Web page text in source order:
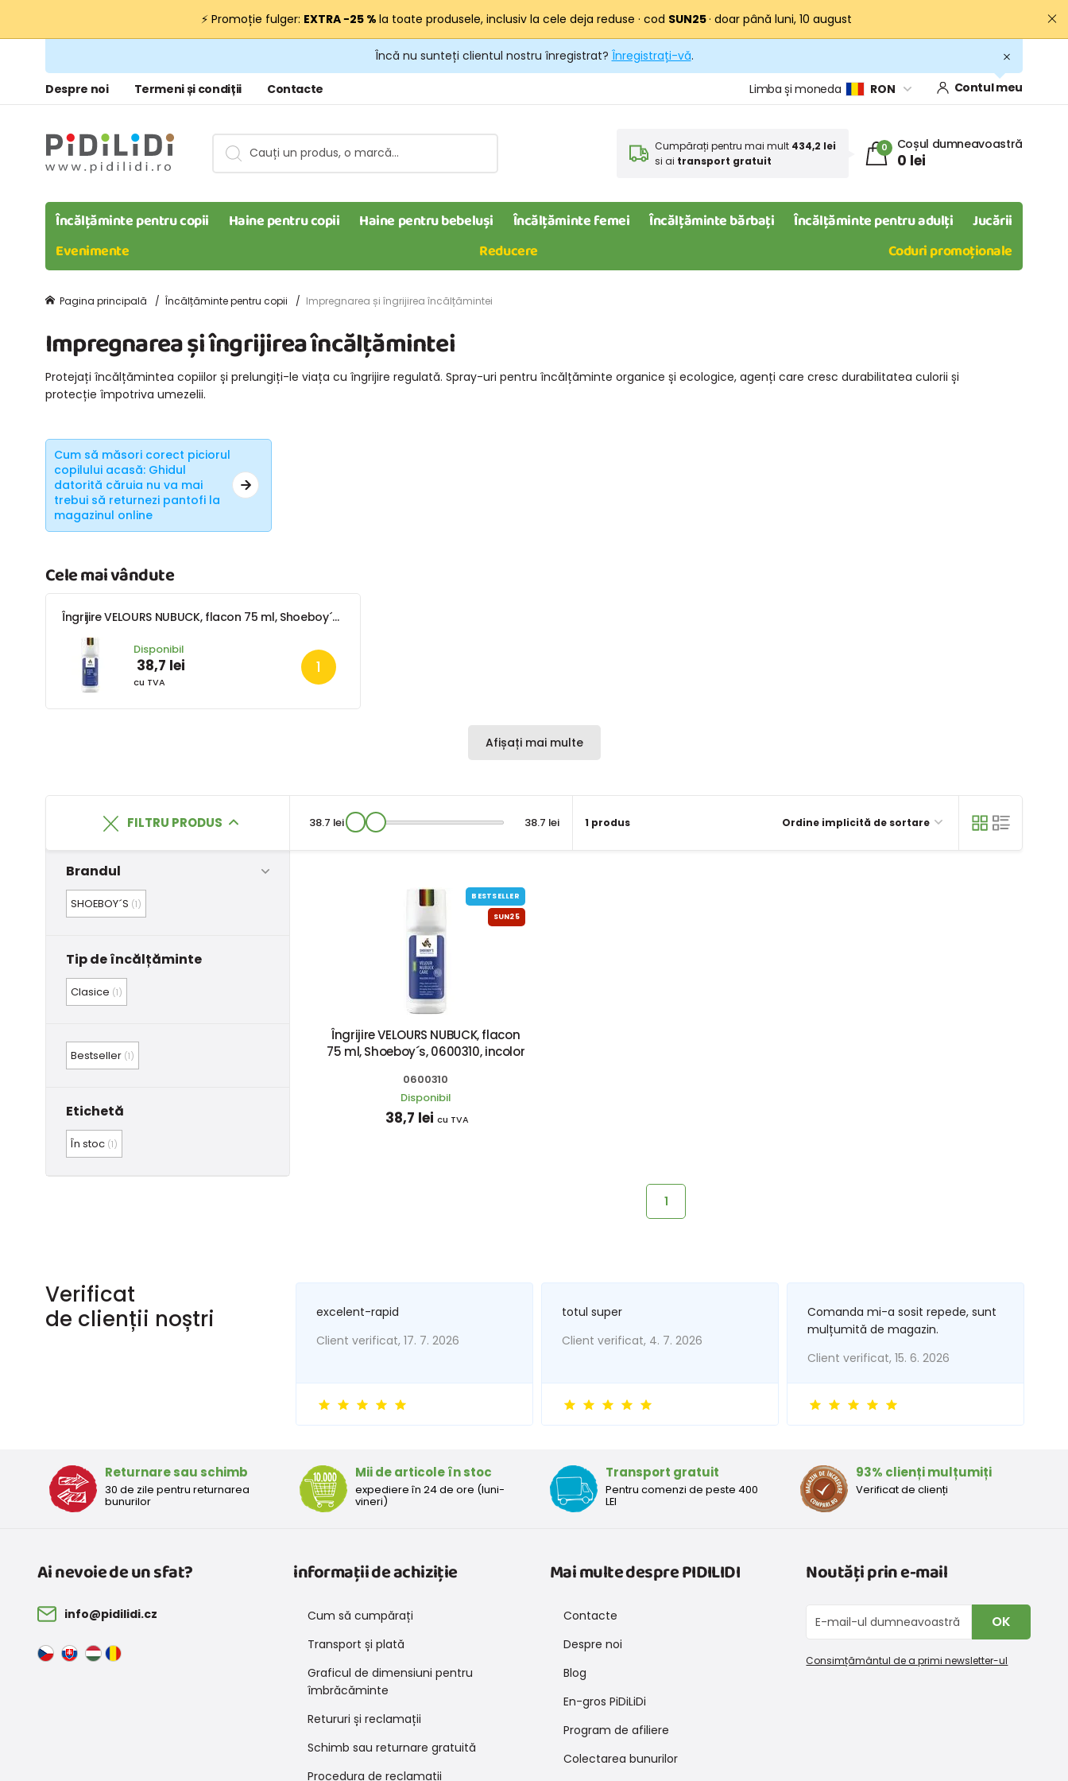
⚡ Promoție fulger: EXTRA −25 % la toate produsele, inclusiv la cele deja reduse · cod SUN25· doar până luni, 10 august
Încă nu sunteți clientul nostru înregistrat? Înregistrați-vă.
Despre noi Termeni și condiții Contacte Limba și moneda RON Contul meu
Cumpărați pentru mai mult 434,2 lei
si ai transport gratuit
0 Coșul dumneavoastră
0 lei
Încălțăminte pentru copii Haine pentru copii Haine pentru bebeluși Încălțăminte femei Încălțăminte bărbați Încălțăminte pentru adulți
Jucării
Evenimente
Reducere Coduri promoționale
Pagina principală Încălțăminte pentru copii Impregnarea și îngrijirea încălțămintei
Impregnarea și îngrijirea încălțămintei
Protejați încălțămintea copiilor și prelungiți-le viața cu îngrijire regulată. Spray-uri pentru încălțăminte organice și ecologice, agenți care cresc durabilitatea culorii și
protecție împotriva umezelii.
Cum să măsori corect piciorul
copilului acasă: Ghidul
datorită căruia nu va mai
trebui să returnezi pantofi la
magazinul online
Cele mai vândute
Îngrijire VELOURS NUBUCK, flacon 75 ml, Shoeboy´s, 0600310, incolor
Disponibil
38,7 lei
cu TVA
Afișați mai multe
FILTRU PRODUS 1 produs Ordine implicită de sortare
Brandul
SHOEBOY´S (1)
Tip de încălțăminte
Clasice (1)
Bestseller (1)
Etichetă
În stoc (1)
38.7 lei 38.7 lei
BESTSELLER
SUN25
Îngrijire VELOURS NUBUCK, flacon
75 ml, Shoeboy´s, 0600310, incolor
0600310
Disponibil
38,7 lei cu TVA
1
Verificat
de clienții noștri
excelent-rapid
Client verificat, 17. 7. 2026
totul super
Client verificat, 4. 7. 2026
Comanda mi-a sosit repede, sunt
mulțumită de magazin.
Client verificat, 15. 6. 2026
Returnare sau schimb
30 de zile pentru returnarea
bunurilor
Mii de articole în stoc
expediere în 24 de ore (luni-
vineri)
Transport gratuit
Pentru comenzi de peste 400
LEI
93% clienți mulțumiți
Verificat de clienți
Ai nevoie de un sfat?
info@pidilidi.cz
informații de achiziție
Cum să cumpărați
Transport și plată
Graficul de dimensiuni pentru
îmbrăcăminte
Retururi și reclamații
Schimb sau returnare gratuită
Procedura de reclamații
Mai multe despre PIDILIDI
Contacte
Despre noi
Blog
En-gros PiDiLiDi
Program de afiliere
Colectarea bunurilor
Noutăți prin e-mail
OK
Consimțământul de a primi newsletter-ul